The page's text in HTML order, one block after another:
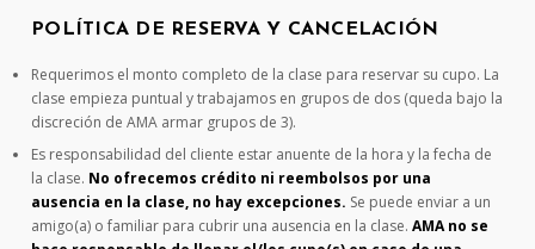
POLÍTICA DE RESERVA Y CANCELACIÓN
Requerimos el monto completo de la clase para reservar su cupo. La
clase empieza puntual y trabajamos en grupos de dos (queda bajo la
discreción de AMA armar grupos de 3).
Es responsabilidad del cliente estar anuente de la hora y la fecha de
la clase. No ofrecemos crédito ni reembolsos por una
ausencia en la clase, no hay excepciones. Se puede enviar a un
amigo(a) o familiar para cubrir una ausencia en la clase.AMA no se